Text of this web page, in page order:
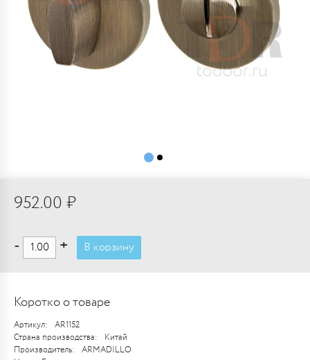
952.00 ₽
- + В корзину
Коротко о товаре
Артикул:
AR1152
Страна производства:
Китай
Производитель:
ARMADILLO